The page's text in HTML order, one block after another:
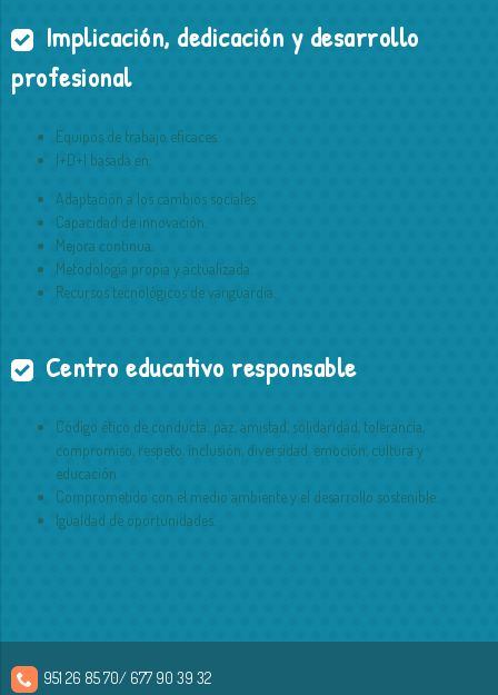
Implicación, dedicación y desarrollo
profesional
Equipos de trabajo eficaces.
I+D+I basada en:
Adaptación a los cambios sociales.
Capacidad de innovación.
Mejora continua.
Metodología propia y actualizada.
Recursos tecnológicos de vanguardia.
Centro educativo responsable
Código ético de conducta: paz, amistad, solidaridad, tolerancia,
compromiso, respeto, inclusión, diversidad, emoción, cultura y
educación.
Comprometido con el medio ambiente y el desarrollo sostenible.
Igualdad de oportunidades.
951 26 85 70/ 677 90 39 32